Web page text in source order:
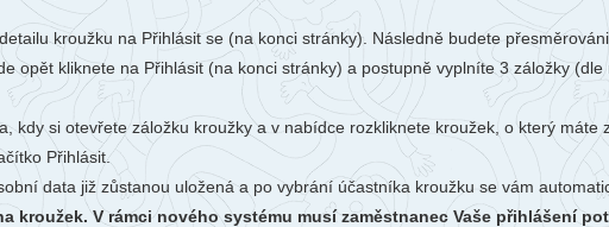
kroužku na Přihlásit se (na konci stránky). Následně budete
opět kliknete na Přihlásit (na konci stránky) a postupně vyplníte 3 záložky (dle
kdy si otevřete záložku kroužky a v nabídce rozkliknete kroužek, o který máte
Přihlásit.
data již zůstanou uložená a po vybrání účastníka kroužku se vám
kroužek. V rámci nového systému musí zaměstnanec Vaše přihlášení